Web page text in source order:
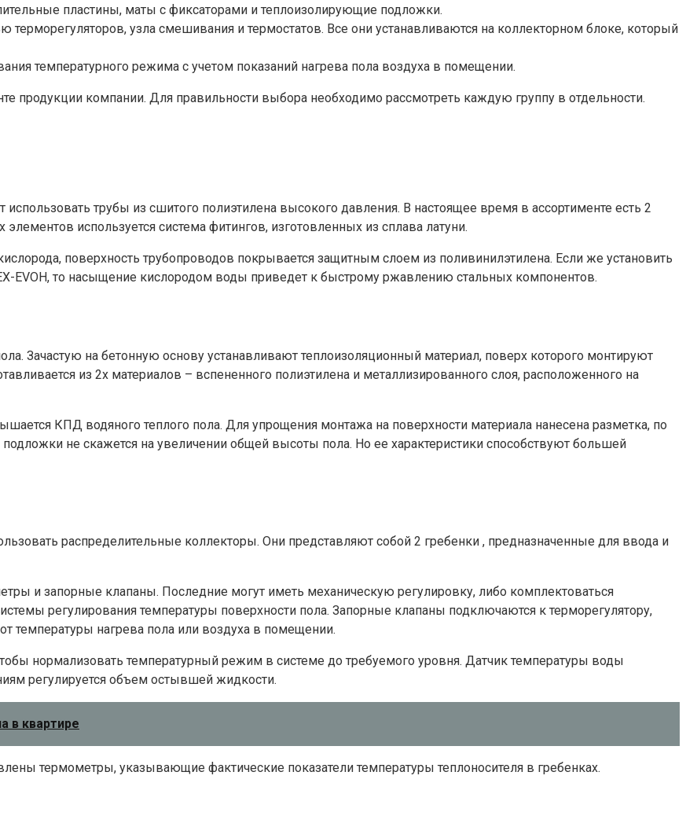
пластины, маты с фиксаторами и теплоизолирующие подложки.
узла смешивания и термостатов. Все они устанавливаются на коллекторном блоке, который
температурного режима с учетом показаний нагрева пола воздуха в помещении.
продукции компании. Для правильности выбора необходимо рассмотреть каждую группу в отдельности.
трубы из сшитого полиэтилена высокого давления. В настоящее время в ассортименте есть 2
используется система фитингов, изготовленных из сплава латуни.
поверхность трубопроводов покрывается защитным слоем из поливинилэтилена. Если же установить
EVOH, то насыщение кислородом воды приведет к быстрому ржавлению стальных компонентов.
Зачастую на бетонную основу устанавливают теплоизоляционный материал, поверх которого монтируют
из 2х материалов – вспененного полиэтилена и металлизированного слоя, расположенного на
КПД водяного теплого пола. Для упрощения монтажа на поверхности материала нанесена разметка, по
не скажется на увеличении общей высоты пола. Но ее характеристики способствуют большей
распределительные коллекторы. Они представляют собой 2 гребенки , предназначенные для ввода и
и запорные клапаны. Последние могут иметь механическую регулировку, либо комплектоваться
регулирования температуры поверхности пола. Запорные клапаны подключаются к терморегулятору,
температуры нагрева пола или воздуха в помещении.
нормализовать температурный режим в системе до требуемого уровня. Датчик температуры воды
регулируется объем остывшей жидкости.
в квартире
термометры, указывающие фактические показатели температуры теплоносителя в гребенках.